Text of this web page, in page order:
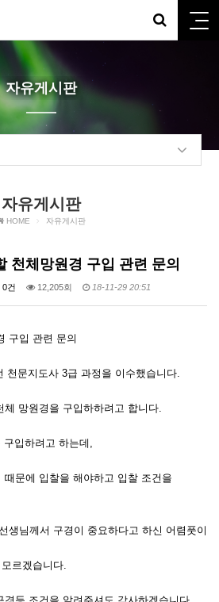
자유게시판
자유게시판
HOME 자유게시판
천체망원경 구입 관련 문의
0건 12,205회 18-11-29 20:51
구입 관련 문의
천문지도사 3급 과정을 이수했습니다.
체 망원경을 구입하하려고 합니다.
구입하려고 하는데,
문에 입찰을 해야하고 입찰 조건을
생님께서 구경이 중요하다고 하신 어렴풋이
르겠습니다.